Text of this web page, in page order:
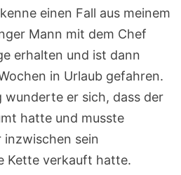
einen Fall aus meinem
Mann mit dem Chef
erhalten und ist dann
in Urlaub gefahren.
wunderte er sich, dass der
hatte und musste
inzwischen sein
Kette verkauft hatte.